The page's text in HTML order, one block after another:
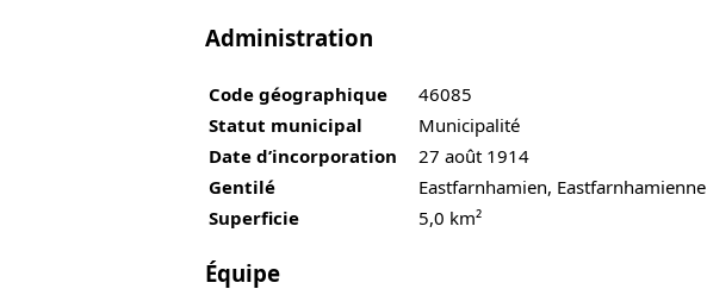
Administration
Code géographique
46085
Statut municipal
Municipalité
Date d’incorporation
27 août 1914
Gentilé
Eastfarnhamien, Eastfarnhamienne
Superficie
5,0 km²
Équipe